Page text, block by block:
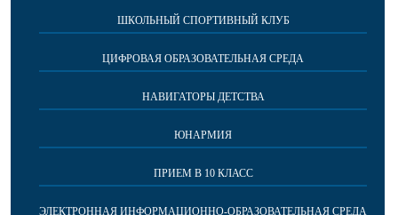
ШКОЛЬНЫЙ СПОРТИВНЫЙ КЛУБ
ЦИФРОВАЯ ОБРАЗОВАТЕЛЬНАЯ СРЕДА
НАВИГАТОРЫ ДЕТСТВА
ЮНАРМИЯ
ПРИЕМ В 10 КЛАСС
ЭЛЕКТРОННАЯ ИНФОРМАЦИОННО-ОБРАЗОВАТЕЛЬНАЯ СРЕДА